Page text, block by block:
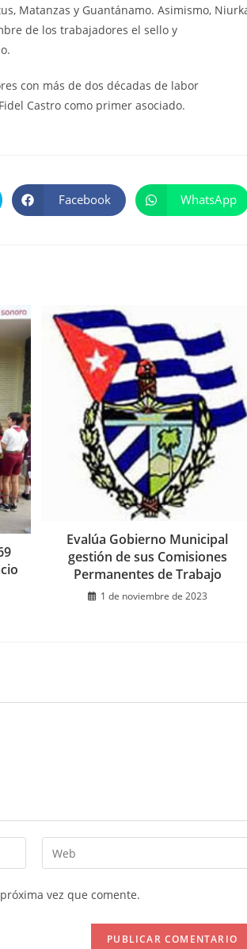
Matanzas y Guantánamo. Asimismo,
de los trabajadores el sello y
con más de dos décadas de labor
Castro como primer asociado.
Se
abre
Facebook Se
abre
WhatsApp
Evalúa Gobierno Municipal
gestión de sus Comisiones
Permanentes de Trabajo
1 de noviembre de 2023
Introduce
la
vez que comente.